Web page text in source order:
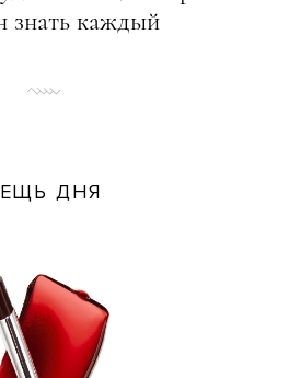
знать каждый
ДНЯ